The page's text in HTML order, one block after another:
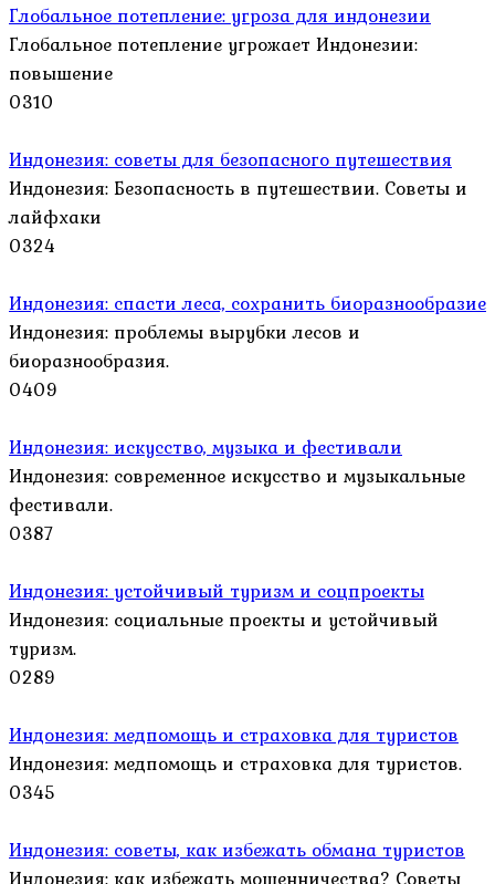
Глобальное потепление: угроза для индонезии
Глобальное потепление угрожает Индонезии:
повышение
0310
Индонезия: советы для безопасного путешествия
Индонезия: Безопасность в путешествии. Советы и
лайфхаки
0324
Индонезия: спасти леса, сохранить биоразнообразие
Индонезия: проблемы вырубки лесов и
биоразнообразия.
0409
Индонезия: искусство, музыка и фестивали
Индонезия: современное искусство и музыкальные
фестивали.
0387
Индонезия: устойчивый туризм и соцпроекты
Индонезия: социальные проекты и устойчивый
туризм.
0289
Индонезия: медпомощь и страховка для туристов
Индонезия: медпомощь и страховка для туристов.
0345
Индонезия: советы, как избежать обмана туристов